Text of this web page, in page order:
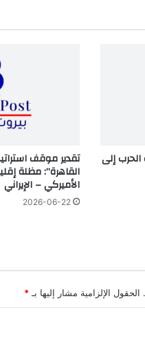
إلى تقدير موقف
القاهرة”: مظلة
الأميركي – الإيراني
2026-06-22
الحقول الإلزامية مشار إليها بـ *